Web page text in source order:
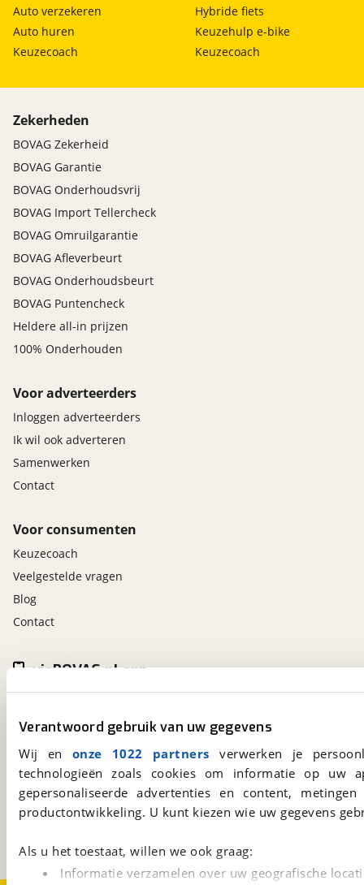
Verantwoord gebruik van uw gegevens
Wij en onze 1022 partners verwerken je
technologieën zoals cookies om informatie op
gepersonaliseerde advertenties en content,
productontwikkeling. U kunt kiezen wie uw gegevens
Als u het toestaat, willen we ook graag:
Informatie verzamelen over uw geografische
Auto verzekeren
Auto huren
Keuzecoach
Hybride fiets
Keuzehulp e-bike
Keuzecoach
Zekerheden
BOVAG Zekerheid
BOVAG Garantie
BOVAG Onderhoudsvrij
BOVAG Import Tellercheck
BOVAG Omruilgarantie
BOVAG Afleverbeurt
BOVAG Onderhoudsbeurt
BOVAG Puntencheck
Heldere all-in prijzen
100% Onderhouden
Voor adverteerders
Inloggen adverteerders
Ik wil ook adverteren
Samenwerken
Contact
Voor consumenten
Keuzecoach
Veelgestelde vragen
Blog
Contact
viaBOVAG.nl
Kosterijland
15
3981 AJBunnik
viaBOVAG.nl app
Altijd het meest recente aanbod bij de hand.